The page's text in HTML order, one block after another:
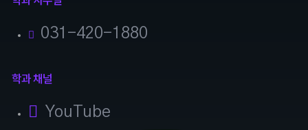
031-420-1880
학과 채널
YouTube